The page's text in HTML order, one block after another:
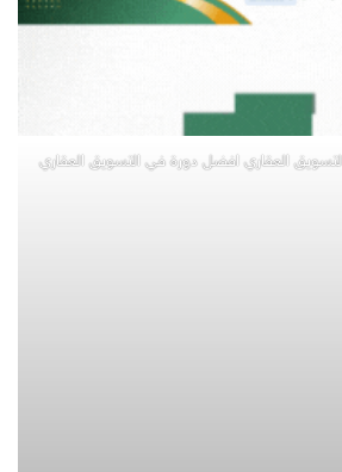
العقاري افضل دورة في التسويق العقاري